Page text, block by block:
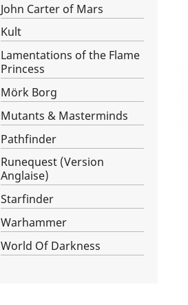
John Carter of Mars
Kult
Lamentations of the Flame
Princess
Mörk Borg
Mutants & Masterminds
Pathfinder
Runequest (Version
Anglaise)
Starfinder
Warhammer
World Of Darkness